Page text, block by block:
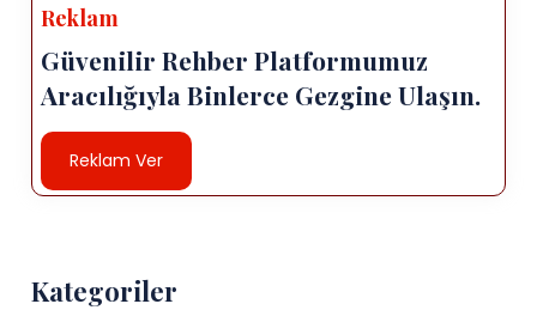
Reklam
Güvenilir Rehber Platformumuz
Aracılığıyla Binlerce Gezgine Ulaşın.
Reklam Ver
Kategoriler